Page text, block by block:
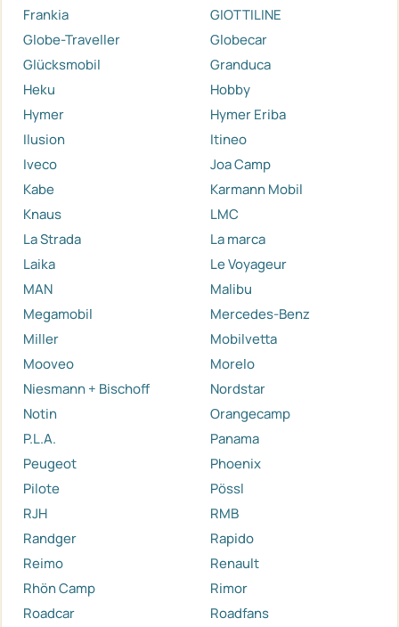
Frankia
GIOTTILINE
Globe-Traveller
Globecar
Glücksmobil
Granduca
Heku
Hobby
Hymer
Hymer Eriba
Ilusion
Itineo
Iveco
Joa Camp
Kabe
Karmann Mobil
Knaus
LMC
La Strada
La marca
Laika
Le Voyageur
MAN
Malibu
Megamobil
Mercedes-Benz
Miller
Mobilvetta
Mooveo
Morelo
Niesmann + Bischoff
Nordstar
Notin
Orangecamp
P.L.A.
Panama
Peugeot
Phoenix
Pilote
Pössl
RJH
RMB
Randger
Rapido
Reimo
Renault
Rhön Camp
Rimor
Roadcar
Roadfans